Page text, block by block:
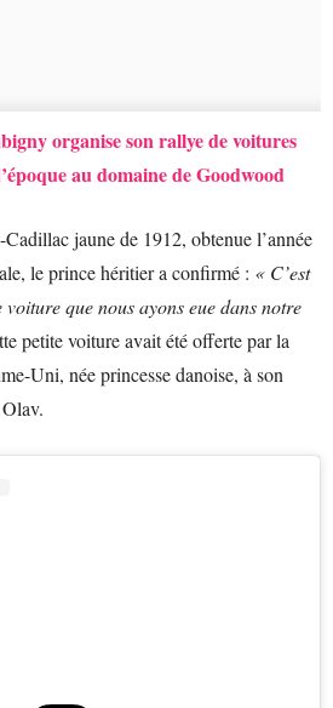
organise son rallye de voitures
au domaine de Goodwood
jaune de 1912, obtenue l’année
le prince héritier a confirmé : « C’est
que nous ayons eue dans notre
petite voiture avait été offerte par la
Uni, née princesse danoise, à son